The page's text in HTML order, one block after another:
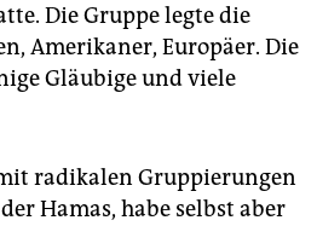
Die Gruppe legte die
Amerikaner, Europäer. Die
Gläubige und viele
radikalen Gruppierungen
Hamas, habe selbst aber